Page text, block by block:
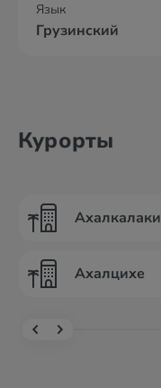
Язык
Грузинский
Курорты
Ахалкалаки
Ахалцихе